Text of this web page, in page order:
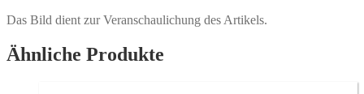
Das Bild dient zur Veranschaulichung des Artikels.
Ähnliche Produkte